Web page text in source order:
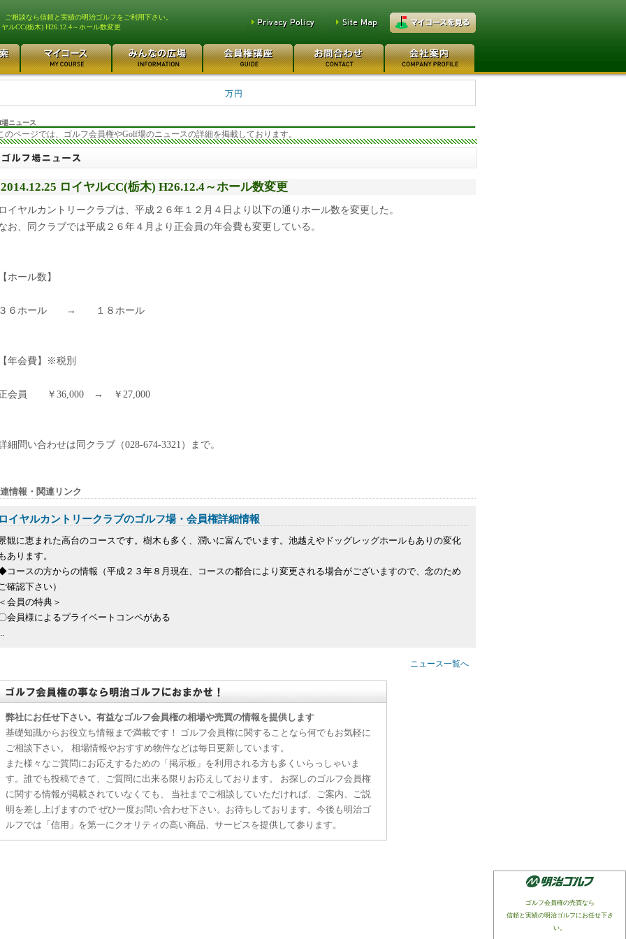
ご相談なら信頼と実績の明治ゴルフをご利用下さい。
ルCC(栃木) H26.12.4～ホール数変更
平塚富士見カントリークラ... 700万円 都留カントリー倶楽部 55万円
レイクウッドゴルフクラブ
3400万円
さいたま梨花カントリーク... 20万円
万円
ニュース
のページでは、ゴルフ会員権やGolf場のニュースの詳細を掲載しております。
2014.12.25 ロイヤルCC(栃木) H26.12.4～ホール数変更
イヤルカントリークラブは、平成２６年１２月４日より以下の通りホール数を変更した。
お、同クラブでは平成２６年４月より正会員の年会費も変更している。
ホール数】
６ホール → １８ホール
年会費】※税別
会員 ￥36,000 → ￥27,000
細問い合わせは同クラブ（028-674-3321）まで。
情報・関連リンク
イヤルカントリークラブのゴルフ場・会員権詳細情報
観に恵まれた高台のコースです。樹木も多く、潤いに富んでいます。池越えやドッグレッグホールもありの変化
あります。
コースの方からの情報（平成２３年８月現在、コースの都合により変更される場合がございますので、念のため
確認下さい）
会員の特典＞
会員様によるプライベートコンペがある
ニュース一覧へ
弊社にお任せ下さい。有益なゴルフ会員権の相場や売買の情報を提供します
基礎知識からお役立ち情報まで満載です！ ゴルフ会員権に関することなら何でもお気軽に
ご相談下さい。 相場情報やおすすめ物件などは毎日更新しています。
また様々なご質問にお応えするための「掲示板」を利用される方も多くいらっしゃいま
す。誰でも投稿できて、ご質問に出来る限りお応えしております。 お探しのゴルフ会員権
に関する情報が掲載されていなくても、 当社までご相談していただければ、ご案内、ご説
明を差し上げますので ぜひ一度お問い合わせ下さい。お待ちしております。今後も明治ゴ
ルフでは「信用」を第一にクオリティの高い商品、サービスを提供して参ります。
ゴルフ会員権の売買なら
信頼と実績の明治ゴルフにお任せ下さ
い。